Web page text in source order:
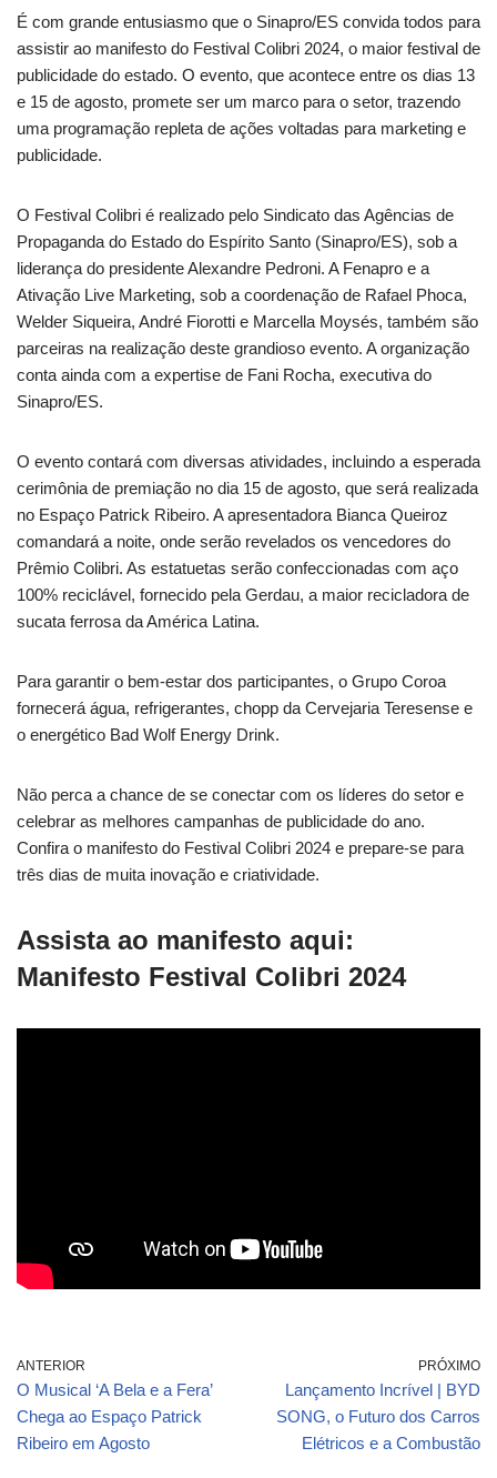
É com grande entusiasmo que o Sinapro/ES convida todos para
assistir ao manifesto do Festival Colibri 2024, o maior festival de
publicidade do estado. O evento, que acontece entre os dias 13
e 15 de agosto, promete ser um marco para o setor, trazendo
uma programação repleta de ações voltadas para marketing e
publicidade.
O Festival Colibri é realizado pelo Sindicato das Agências de
Propaganda do Estado do Espírito Santo (Sinapro/ES), sob a
liderança do presidente Alexandre Pedroni. A Fenapro e a
Ativação Live Marketing, sob a coordenação de Rafael Phoca,
Welder Siqueira, André Fiorotti e Marcella Moysés, também são
parceiras na realização deste grandioso evento. A organização
conta ainda com a expertise de Fani Rocha, executiva do
Sinapro/ES.
O evento contará com diversas atividades, incluindo a esperada
cerimônia de premiação no dia 15 de agosto, que será realizada
no Espaço Patrick Ribeiro. A apresentadora Bianca Queiroz
comandará a noite, onde serão revelados os vencedores do
Prêmio Colibri. As estatuetas serão confeccionadas com aço
100% reciclável, fornecido pela Gerdau, a maior recicladora de
sucata ferrosa da América Latina.
Para garantir o bem-estar dos participantes, o Grupo Coroa
fornecerá água, refrigerantes, chopp da Cervejaria Teresense e
o energético Bad Wolf Energy Drink.
Não perca a chance de se conectar com os líderes do setor e
celebrar as melhores campanhas de publicidade do ano.
Confira o manifesto do Festival Colibri 2024 e prepare-se para
três dias de muita inovação e criatividade.
Assista ao manifesto aqui:
Manifesto Festival Colibri 2024
ANTERIOR
O Musical ‘A Bela e a Fera’
Chega ao Espaço Patrick
Ribeiro em Agosto
PRÓXIMO
Lançamento Incrível | BYD
SONG, o Futuro dos Carros
Elétricos e a Combustão